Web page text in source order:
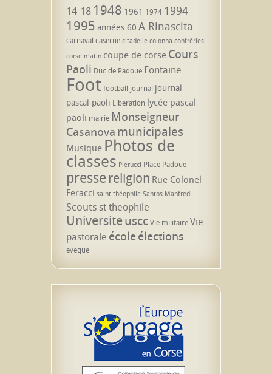
14-18 1948 1961 1974 1994
1995 années 60 A Rinascita
carnaval caserne citadelle colonna confréries
corse matin coupe de corse Cours
Paoli Duc de Padoue Fontaine
Footfootball journal journal
pascal paoli Libération lycée pascal
paoli mairie Monseigneur
Casanova municipales
Musique Photos de
classes Pierucci Place Padoue
pressereligion Rue Colonel
Feracci saint théophile Santos Manfredi
Scoutsst theophile
UniversiteusccVie militaireVie
pastorale écoleélections
évêque